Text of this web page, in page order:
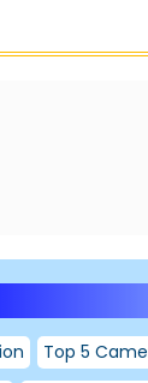
Top 5